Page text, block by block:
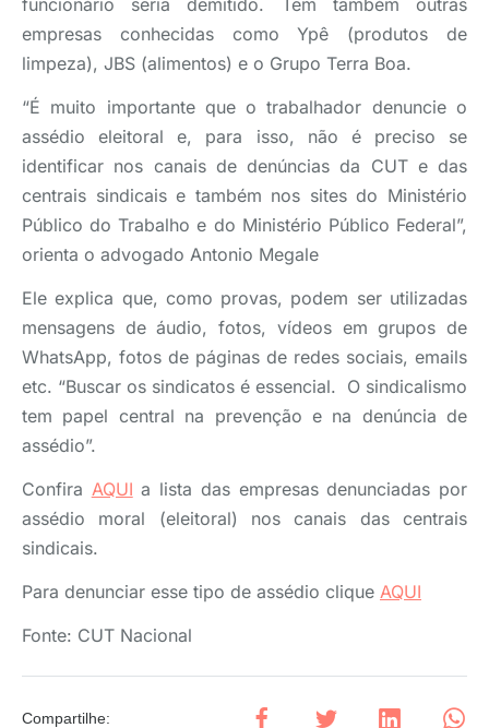
empresas conhecidas como Ypê (produtos de
limpeza), JBS (alimentos) e o Grupo Terra Boa.
“É muito importante que o trabalhador denuncie o
assédio eleitoral e, para isso, não é preciso se
identificar nos canais de denúncias da CUT e das
centrais sindicais e também nos sites do Ministério
Público do Trabalho e do Ministério Público Federal”,
orienta o advogado Antonio Megale
Ele explica que, como provas, podem ser utilizadas
mensagens de áudio, fotos, vídeos em grupos de
WhatsApp, fotos de páginas de redes sociais, emails
etc. “Buscar os sindicatos é essencial. O sindicalismo
tem papel central na prevenção e na denúncia de
assédio”.
Confira AQUI a lista das empresas denunciadas por
assédio moral (eleitoral) nos canais das centrais
sindicais.
Para denunciar esse tipo de assédio clique AQUI
Fonte: CUT Nacional
Compartilhe: